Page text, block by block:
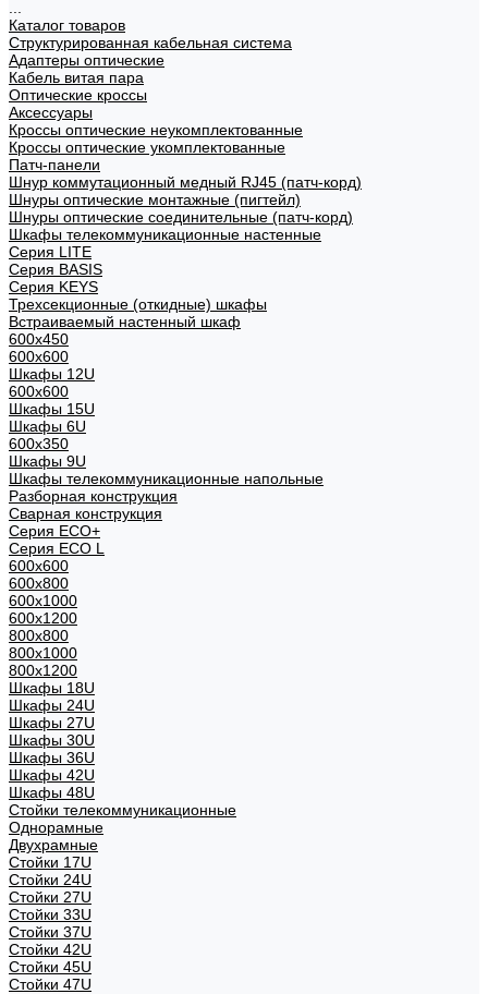
Каталог товаров
Структурированная кабельная система
Адаптеры оптические
Кабель витая пара
Оптические кроссы
Аксессуары
Кроссы оптические неукомплектованные
Кроссы оптические укомплектованные
Патч-панели
Шнур коммутационный медный RJ45 (патч-корд)
Шнуры оптические монтажные (пигтейл)
Шнуры оптические соединительные (патч-корд)
Шкафы телекоммуникационные настенные
Cерия LITE
Cерия BASIS
Cерия KEYS
Трехсекционные (откидные) шкафы
Встраиваемый настенный шкаф
600x450
600x600
Шкафы 12U
600x600
Шкафы 15U
Шкафы 6U
600x350
Шкафы 9U
Шкафы телекоммуникационные напольные
Разборная конструкция
Сварная конструкция
Серия ECO+
Серия ECO L
600x600
600x800
600х1000
600х1200
800x800
800х1000
800х1200
Шкафы 18U
Шкафы 24U
Шкафы 27U
Шкафы 30U
Шкафы 36U
Шкафы 42U
Шкафы 48U
Стойки телекоммуникационные
Однорамные
Двухрамные
Стойки 17U
Стойки 24U
Стойки 27U
Стойки 33U
Стойки 37U
Стойки 42U
Стойки 45U
Стойки 47U